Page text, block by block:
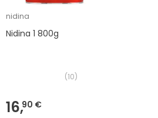
nidina
Nidina 1 800g
(10)
16,90 €